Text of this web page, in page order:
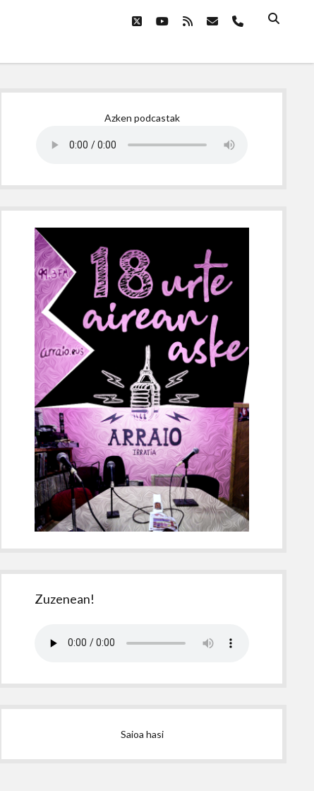
twitteryoutube
rss emailphone
Azken podcastak
Zuzenean!
Saioa hasi